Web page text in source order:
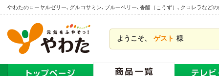
本
文
ま
で
キ
やわたのローヤルゼリー､グルコサミン､ブルーベリー､香醋（こうず）､クロレラなど
ようこそ、 ゲスト 様